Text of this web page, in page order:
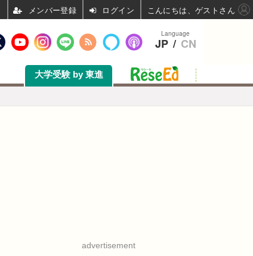
大学受験 by 東進
advertisement
Language
JP / CN
ログイン こんにちは、ゲストさん